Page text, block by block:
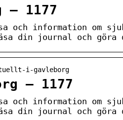
– 1177
och information om
din journal och göra
i-gavleborg
– 1177
och information om
din journal och göra